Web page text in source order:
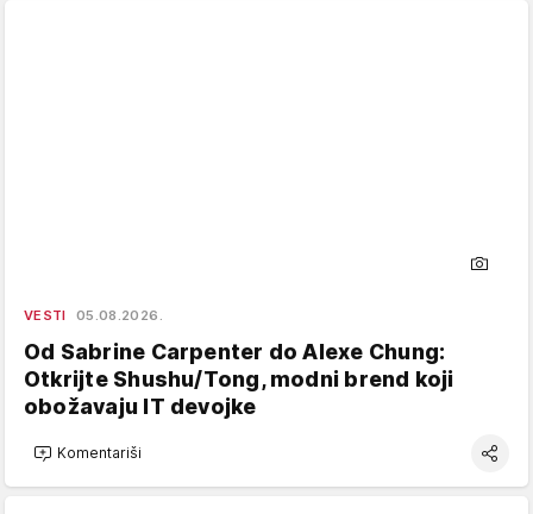
VESTI 05.08.2026.
Od Sabrine Carpenter do Alexe Chung:
Otkrijte Shushu/Tong, modni brend koji
obožavaju IT devojke
Komentariši